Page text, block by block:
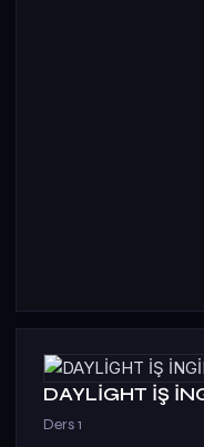
DAYLİGHT İŞ
Ders 1